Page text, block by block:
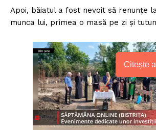
Apoi, băiatul a fost nevoit să renunţe
munca lui, primea o masă pe zi şi
Citește